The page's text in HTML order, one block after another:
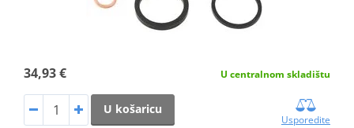
34,93 € U centralnom skladištu
U košaricu
Usporedite